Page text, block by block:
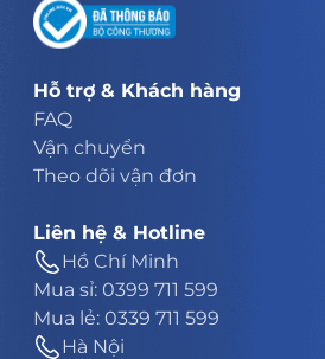
Hỗ trợ & Khách hàng
FAQ
Vận chuyển
Theo dõi vận đơn
Liên hệ & Hotline
Hồ Chí Minh
Mua sỉ: 0399 711 599
Mua lẻ: 0339 711 599
Hà Nội